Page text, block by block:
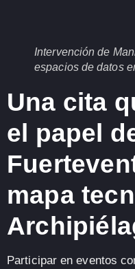
Intervención de
espacios de datos
Una cita
el papel
mapa
Participar en eventos